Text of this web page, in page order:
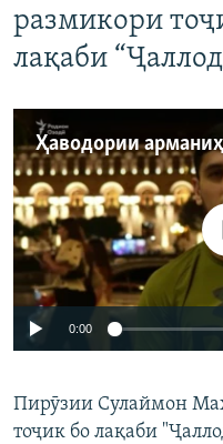
размикори
лақаби
Феълан
0:00
Пирӯзии Сулаймон
тоҷик бо лақаби